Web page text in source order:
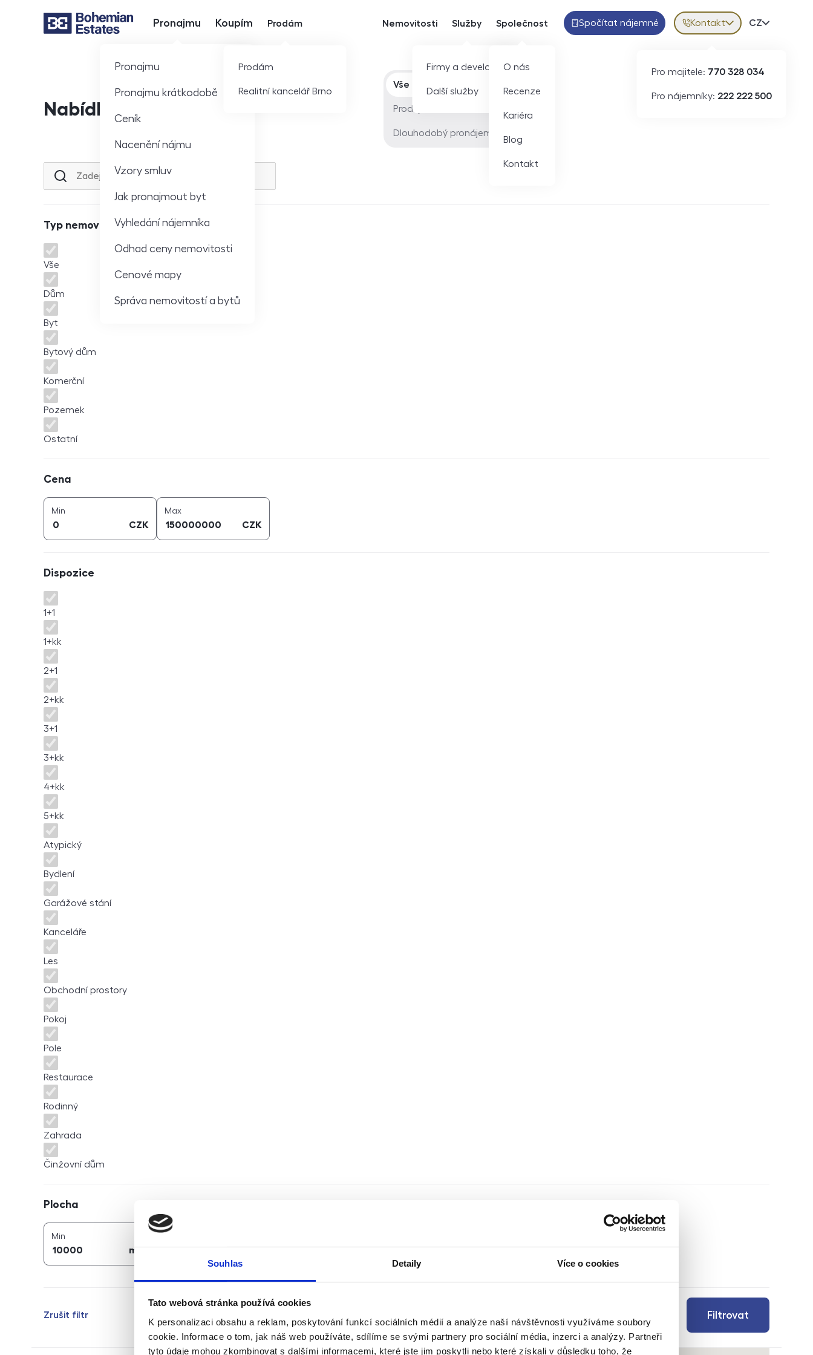
Souhlas Detaily Více o cookies
Tato webová stránka používá cookies
K personalizaci obsahu a reklam, poskytování funkcí sociálních médií a analýze naší návštěvnosti využíváme soubory
cookie. Informace o tom, jak náš web používáte, sdílíme se svými partnery pro sociální média, inzerci a analýzy. Partneři
tyto údaje mohou zkombinovat s dalšími informacemi, které jste jim poskytli nebo které získali v důsledku toho, že
Hlavní nabídka
Pronajmu
Pronajmu
Pronajmu krátkodobě
Ceník
Nacenění nájmu
Vzory smluv
Jak pronajmout byt
Vyhledání nájemníka
Odhad ceny nemovitosti
Cenové mapy
Správa nemovitostí a bytů
Koupím Prodám
Prodám
Realitní kancelář Brno
Nemovitosti Služby
Firmy a developeři
Další služby
Společnost
O nás
Recenze
Kariéra
Blog
Kontakt
Spočítat nájemné Kontakt
Pro majitele: 770 328 034
Pro nájemníky: 222 222 500
Volba
CZ
Nabídka nemovitostí
Typ nabídky
Vše
Prodej
Dlouhodobý pronájem
Lokalita nebo ulice
Typ nemovitosti
Typ nemovitosti
Vše
Dům
Byt
Bytový dům
Komerční
Pozemek
Ostatní
Cena
Min
CZK
Maxcena (
CZK
Dispozice
Dispozice
1+1
1+kk
2+1
2+kk
3+1
3+kk
4+kk
5+kk
Atypický
Bydlení
Garážové stání
Kanceláře
Les
Obchodní prostory
Pokoj
Pole
Restaurace
Rodinný
Zahrada
Činžovní dům
Plocha
Min
m2 m2
Filtrovat
Zrušit filtr